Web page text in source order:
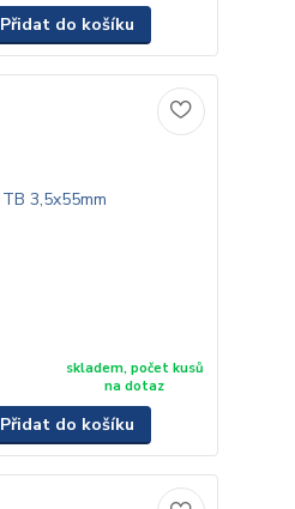
Přidat do košíku
skladem, počet kusů
na dotaz
Přidat do košíku